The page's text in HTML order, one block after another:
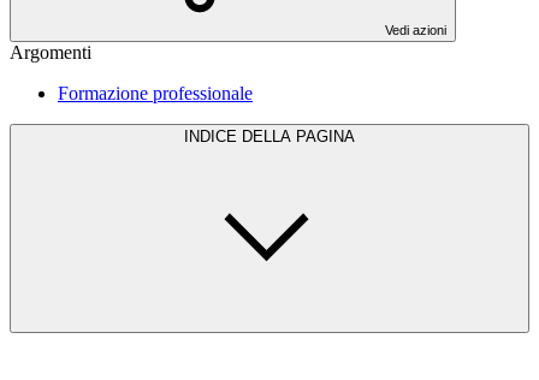
Vedi azioni
Argomenti
Formazione professionale
INDICE DELLA PAGINA